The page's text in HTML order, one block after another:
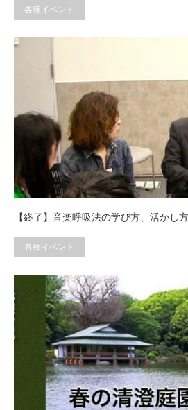
各種イベント
【終了】音楽呼吸法の学び方、活かし
各種イベント